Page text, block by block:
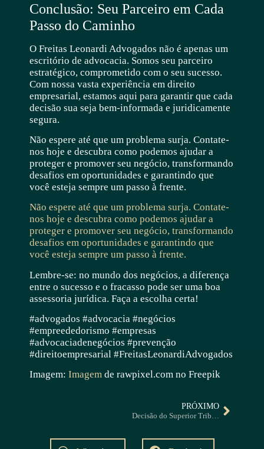
Conclusão: Seu Parceiro em Cada
Passo do Caminho
O Freitas Leonardi Advogados não é apenas um
escritório de advocacia. Somos seu parceiro
estratégico, comprometido com o seu sucesso.
Com nossa vasta experiência em direito
empresarial, estamos aqui para garantir que cada
decisão sua seja bem-informada e juridicamente
segura.
Não espere até que um problema surja. Contate-
nos hoje e descubra como podemos ajudar a
proteger e promover seu negócio, transformando
desafios em oportunidades e garantindo que
você esteja sempre um passo à frente.
Não espere até que um problema surja. Contate-
nos hoje e descubra como podemos ajudar a
proteger e promover seu negócio, transformando
desafios em oportunidades e garantindo que
você esteja sempre um passo à frente.
Lembre-se: no mundo dos negócios, a diferença
entre o sucesso e o fracasso pode ser uma boa
assessoria jurídica. Faça a escolha certa!
#advogados #advocacia #negócios
#empreededorismo #empresas
#advocaciadenegócios #prevenção
#direitoempresarial #FreitasLeonardiAdvogados
Imagem: Imagem de rawpixel.com no Freepik
PRÓXIMO